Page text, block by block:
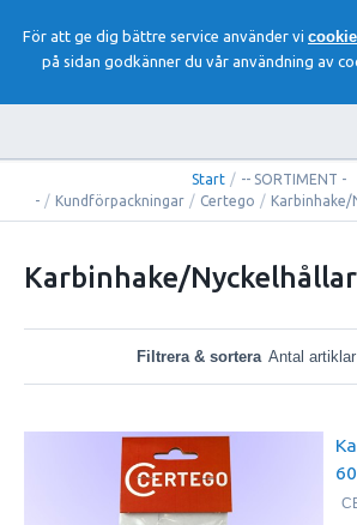
För att ge dig bättre service använder vi
på sidan godkänner du vår användning av
Start / -- SORTIMENT -
- / Kundförpackningar / Certego / Karbinhake/
Karbinhake/
Filtrera & sortera Antal